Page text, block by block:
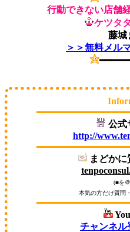
行動できない店舗
ケツタ
藤城
＞＞無料メル
公式
http://
まどか
(■を
本気の方だけ質問
チャンネル